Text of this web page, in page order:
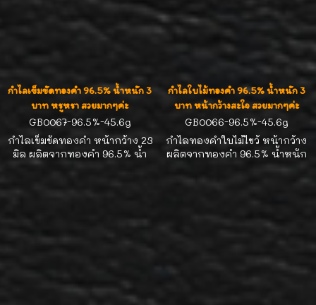
กำไลเข็มขัดทองคำ 96.5% น้ำหนัก 3
บาท หรูหรา สวยมากๆค่ะ
GB0067-96.5%-45.6g
กำไลเข็มขัดทองคำ หน้ากว้าง 23
มิล ผลิตจากทองคำ 96.5% น้ำ
หนัก 3 บาท รอบวง 16.0-16.5
กำไลใบไม้ทองคำ 96.5% น้ำหนัก 3
บาท หน้ากว้างสะใจ สวยมากๆค่ะ
GB0066-96.5%-45.6g
กำไลทองคำใบไม้ไขว้ หน้ากว้าง
ผลิตจากทองคำ 96.5% น้ำหนัก
3 บาท รอบวง 15.0-15.5 cm